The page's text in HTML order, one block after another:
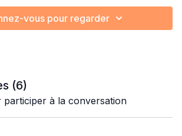
vous pour regarder
(6)
participer à la conversation